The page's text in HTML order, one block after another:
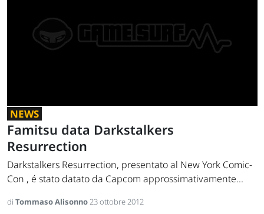
NEWS
Famitsu data Darkstalkers
Resurrection
Darkstalkers Resurrection, presentato al New York Comic-
Con , é stato datato da Capcom approssimativamente...
di Tommaso Alisonno23 ottobre 2012